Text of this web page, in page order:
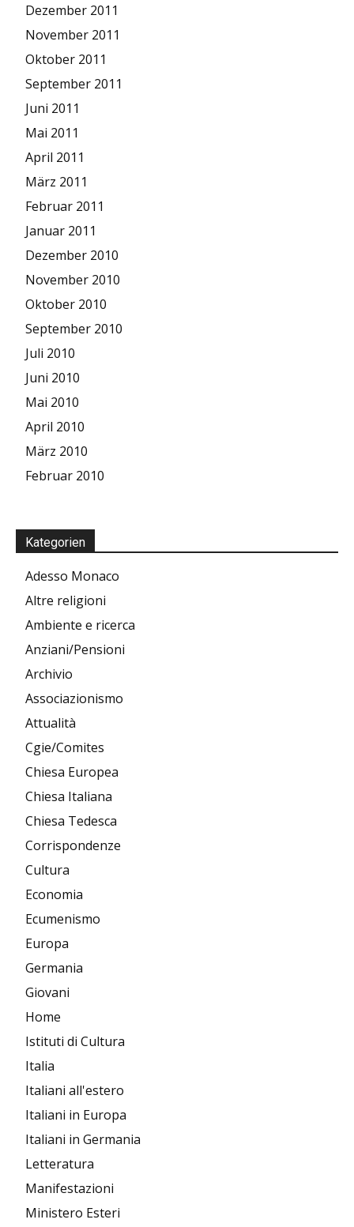
Dezember 2011
November 2011
Oktober 2011
September 2011
Juni 2011
Mai 2011
April 2011
März 2011
Februar 2011
Januar 2011
Dezember 2010
November 2010
Oktober 2010
September 2010
Juli 2010
Juni 2010
Mai 2010
April 2010
März 2010
Februar 2010
Kategorien
Adesso Monaco
Altre religioni
Ambiente e ricerca
Anziani/Pensioni
Archivio
Associazionismo
Attualità
Cgie/Comites
Chiesa Europea
Chiesa Italiana
Chiesa Tedesca
Corrispondenze
Cultura
Economia
Ecumenismo
Europa
Germania
Giovani
Home
Istituti di Cultura
Italia
Italiani all'estero
Italiani in Europa
Italiani in Germania
Letteratura
Manifestazioni
Ministero Esteri